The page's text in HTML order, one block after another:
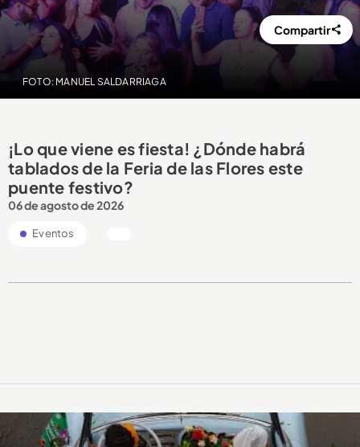
FOTO: MANUEL SALDARRIAGA
Compartir
¡Lo que viene es fiesta! ¿Dónde habrá
tablados de la Feria de las Flores este
puente festivo?
06 de agosto de 2026
Eventos